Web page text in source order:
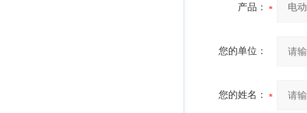
产品：
您的单位：
您的姓名：